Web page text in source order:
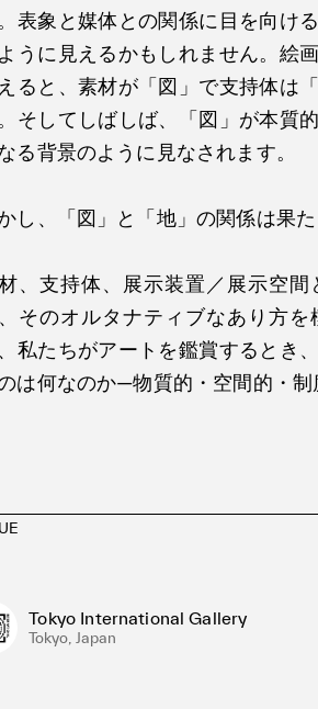
表象と媒体との関係に目を向け
うに見えるかもしれません。絵
ると、素材が「図」で支持体は
そしてしばしば、「図」が本質
る背景のように見なされます。
し、「図」と「地」の関係は果
、支持体、展示装置／展示空
そのオルタナティブなあり方
私たちがアートを鑑賞するとき
は何なのか—物質的・空間的・制
Tokyo International Gallery
Tokyo, Japan